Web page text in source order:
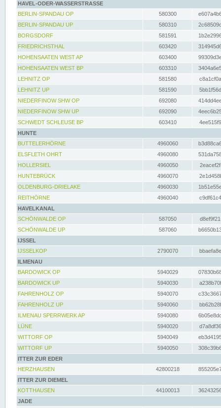
HAVEL-ODER-WASSERSTRASSE
BERLIN-SPANDAU OP
580300
BERLIN-SPANDAU UP
580310
BORGSDORF
581591
FRIEDRICHSTHAL
603420
HOHENSAATEN WEST AP
603400
HOHENSAATEN WEST BP
603310
LEHNITZ OP
581580
LEHNITZ UP
581590
NIEDERFINOW SHW OP
692080
NIEDERFINOW SHW UP
692090
SCHWEDT SCHLEUSE BP
603410
HUNTE
BUTTELERHÖRNE
4960060
ELSFLETH OHRT
4960080
HOLLERSIEL
4960050
HUNTEBRÜCK
4960070
OLDENBURG-DRIELAKE
4960030
REITHÖRNE
4960040
HAVELKANAL
SCHÖNWALDE OP
587050
SCHÖNWALDE UP
587060
IJSSEL
IJSSELKOP
2790070
ILMENAU
BARDOWICK OP
5940029
BARDOWICK UP
5940030
FAHRENHOLZ OP
5940070
FAHRENHOLZ UP
5940060
ILMENAU SPERRWERK AP
5940080
LÜNE
5940020
WITTORF OP
5940049
WITTORF UP
5940050
ITTER ZUR EDER
HERZHAUSEN
42800218
ITTER ZUR DIEMEL
KOTTHAUSEN
44100013
JADE